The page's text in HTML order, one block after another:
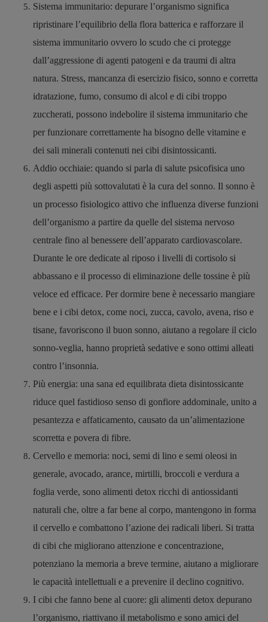
Sistema immunitario: depurare l’organismo significa
ripristinare l’equilibrio della flora batterica e rafforzare il
sistema immunitario ovvero lo scudo che ci protegge
dall’aggressione di agenti patogeni e da traumi di altra
natura. Stress, mancanza di esercizio fisico, sonno e corretta
idratazione, fumo, consumo di alcol e di cibi troppo
zuccherati, possono indebolire il sistema immunitario che
per funzionare correttamente ha bisogno delle vitamine e
dei sali minerali contenuti nei cibi disintossicanti.
Addio occhiaie: quando si parla di salute psicofisica uno
degli aspetti più sottovalutati è la cura del sonno. Il sonno è
un processo fisiologico attivo che influenza diverse funzioni
dell’organismo a partire da quelle del sistema nervoso
centrale fino al benessere dell’apparato cardiovascolare.
Durante le ore dedicate al riposo i livelli di cortisolo si
abbassano e il processo di eliminazione delle tossine è più
veloce ed efficace. Per dormire bene è necessario mangiare
bene e i cibi detox, come noci, zucca, cavolo, avena, riso e
tisane, favoriscono il buon sonno, aiutano a regolare il ciclo
sonno-veglia, hanno proprietà sedative e sono ottimi alleati
contro l’insonnia.
Più energia: una sana ed equilibrata dieta disintossicante
riduce quel fastidioso senso di gonfiore addominale, unito a
pesantezza e affaticamento, causato da un’alimentazione
scorretta e povera di fibre.
Cervello e memoria: noci, semi di lino e semi oleosi in
generale, avocado, arance, mirtilli, broccoli e verdura a
foglia verde, sono alimenti detox ricchi di antiossidanti
naturali che, oltre a far bene al corpo, mantengono in forma
il cervello e combattono l’azione dei radicali liberi. Si tratta
di cibi che migliorano attenzione e concentrazione,
potenziano la memoria a breve termine, aiutano a migliorare
le capacità intellettuali e a prevenire il declino cognitivo.
I cibi che fanno bene al cuore: gli alimenti detox depurano
l’organismo, riattivano il metabolismo e sono amici del